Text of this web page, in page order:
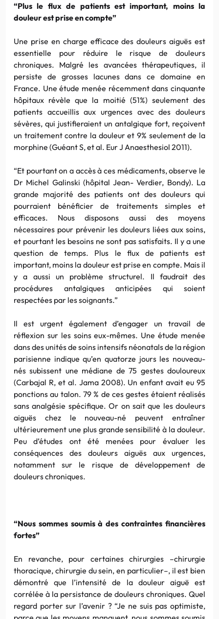
“Plus le flux de patients est important, moins la
douleur est prise en compte”
Une prise en charge efficace des douleurs aiguës est
essentielle pour réduire le risque de douleurs
chroniques. Malgré les avancées thérapeutiques, il
persiste de grosses lacunes dans ce domaine en
France. Une étude menée récemment dans cinquante
hôpitaux révèle que la moitié (51%) seulement des
patients accueillis aux urgences avec des douleurs
sévères, qui justifieraient un antalgique fort, reçoivent
un traitement contre la douleur et 9% seulement de la
morphine (Guéant S, et al. Eur J Anaesthesiol 2011).
“Et pourtant on a accès à ces médicaments, observe le
Dr Michel Galinski (hôpital Jean- Verdier, Bondy). La
grande majorité des patients ont des douleurs qui
pourraient bénéficier de traitements simples et
efficaces. Nous disposons aussi des moyens
nécessaires pour prévenir les douleurs liées aux soins,
et pourtant les besoins ne sont pas satisfaits. Il y a une
question de temps. Plus le flux de patients est
important, moins la douleur est prise en compte. Mais il
y a aussi un problème structurel. Il faudrait des
procédures antalgiques anticipées qui soient
respectées par les soignants.”
Il est urgent également d’engager un travail de
réflexion sur les soins eux-mêmes. Une étude menée
dans des unités de soins intensifs néonatals de la région
parisienne indique qu’en quatorze jours les nouveau-
nés subissent une médiane de 75 gestes douloureux
(Carbajal R, et al. Jama 2008). Un enfant avait eu 95
ponctions au talon. 79 % de ces gestes étaient réalisés
sans analgésie spécifique. Or on sait que les douleurs
aiguës chez le nouveau-né peuvent entraîner
ultérieurement une plus grande sensibilité à la douleur.
Peu d’études ont été menées pour évaluer les
conséquences des douleurs aiguës aux urgences,
notamment sur le risque de développement de
douleurs chroniques.
“Nous sommes soumis à des contraintes financières
fortes”
En revanche, pour certaines chirurgies –chirurgie
thoracique, chirurgie du sein, en particulier–, il est bien
démontré que l’intensité de la douleur aiguë est
corrélée à la persistance de douleurs chroniques. Quel
regard porter sur l’avenir ? “Je ne suis pas optimiste,